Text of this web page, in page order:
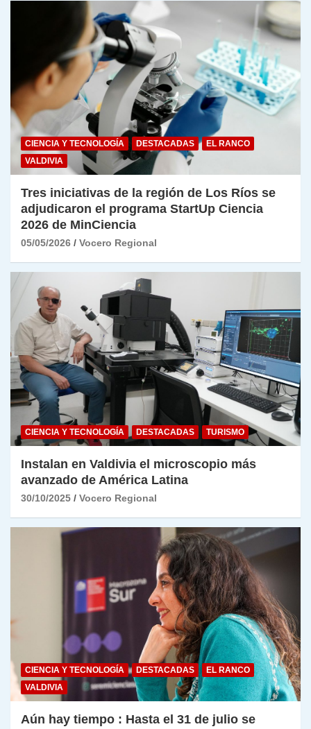
CIENCIA Y TECNOLOGÍA DESTACADAS
EL RANCO
VALDIVIA
Tres iniciativas de la región de Los Ríos se
adjudicaron el programa StartUp Ciencia
2026 de MinCiencia
05/05/2026 Vocero Regional
CIENCIA Y TECNOLOGÍA DESTACADAS TURISMO
Instalan en Valdivia el microscopio más
avanzado de América Latina
30/10/2025 Vocero Regional
CIENCIA Y TECNOLOGÍA DESTACADAS
EL RANCO
VALDIVIA
Aún hay tiempo : Hasta el 31 de julio se